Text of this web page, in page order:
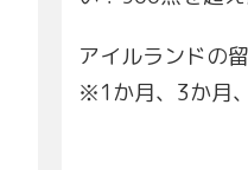
アイルランドの
※1か月、3か月